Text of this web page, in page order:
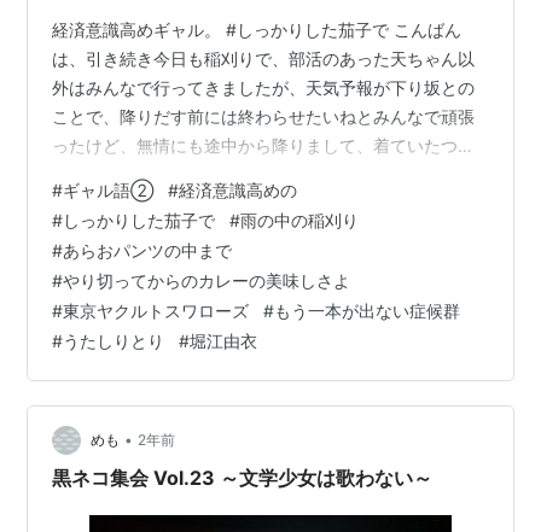
D.C.II〜ダ・カーポII〜（朝倉由夢）
東京魔人學園剣風帖 龍龍 （美里葵）
ながされて藍蘭島（すず）
ひぐらしのなく頃に解（羽入）
一騎当千 Great Guardians/一騎当千 XTREME
XECUTOR（孫権仲謀）
とらドラ!（櫛枝実乃梨）
ヴァンパイア騎士/ヴァンパイア騎士 Guilty（黒主優
姫）
ドルアーガの塔 〜the Aegis of URUK〜/ドルアーガ
の塔 〜the Sword of URUK〜（ファティナ）
うみねこのなく頃に（右代宮真里亞）
うみものがたり〜あなたがいてくれたコト〜（ウリ
ン）
経済意識高めギャル。 #しっかりした茄子で こんばん
は、引き続き今日も稲刈りで、部活のあった天ちゃん以
外はみんなで行ってきましたが、天気予報が下り坂との
ことで、降りだす前には終わらせたいねとみんなで頑張
ったけど、無情にも途中から降りまして、着ていたつな
ぎはもちろん、パンツまでずぶ濡れになりながら、でも
昼休みにしたら気持ちが途切れるからと、意地で作業を
やり終えて食べたカレーの美味しかったこと。このお米
のおかげで、米騒動の中でも美味しいご飯が食べられ
る。ありがたいことなのですおむこんです。脱穀は稲穂
の乾燥具合にも依るみたいだけど、再来週かなと。来週
末はボートの本番なので、その方がありがたいけれど
ね…
#ギャル語② #経済意識高めの
#しっかりした茄子で #雨の中の稲刈り
#あらおパンツの中まで
#やり切ってからのカレーの美味しさよ
#東京ヤクルトスワローズ #もう一本が出ない症候群
#うたしりとり #堀江由衣
めも • 2年前
黒ネコ集会 Vol.23 ～文学少女は歌わない～